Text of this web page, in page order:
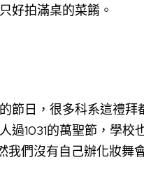
好拍滿桌的菜餚。
節日，很多科系這禮
過1031的萬聖節，學
我們沒有自己辦化妝